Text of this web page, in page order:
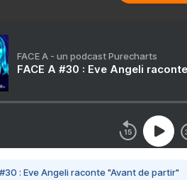
FACE A - un podcast Purecharts
FACE A #30 : Eve Angeli
#30 : Eve Angeli raconte "Avant de partir"